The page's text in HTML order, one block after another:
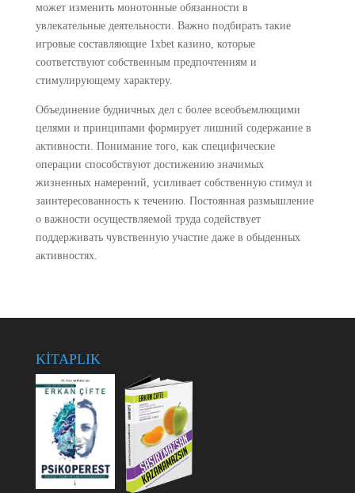
может изменить монотонные обязанности в
увлекательные деятельности. Важно подбирать такие
игровые составляющие 1xbet казино, которые
соответствуют собственным предпочтениям и
стимулирующему характеру.
Объединение будничных дел с более всеобъемлющими
целями и принципами формирует лишний содержание в
активности. Понимание того, как специфические
операции способствуют достижению значимых
жизненных намерений, усиливает собственную стимул и
заинтересованность к течению. Постоянная размышление
о важности осуществляемой труда содействует
поддерживать чувственную участие даже в обыденных
активностях.
KİTAPLIK